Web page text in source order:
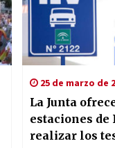
25 de marzo de
La Junta
estaciones de
realizar los